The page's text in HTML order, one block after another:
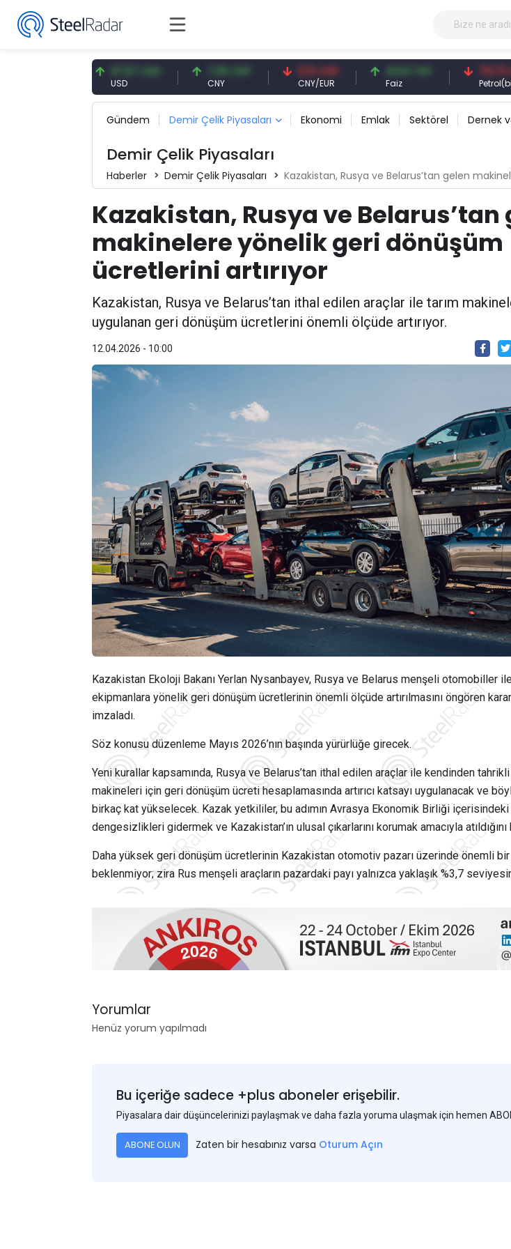
47,57 USD 7,09 CNY
CNY
0,13 CNY
CNY/EUR
41,54 TRY
Faiz
79,73 USD
Petrol(brent)
Gündem Demir Çelik Piyasaları Ekonomi Emlak Sektörel Dernek
Demir Çelik Piyasaları
Haberler Demir Çelik Piyasaları Kazakistan, Rusya ve Belarus’tan gelen makinelere yönelik geri dönüşüm
Kazakistan, Rusya ve Belarus’tan
makinelere yönelik geri dönüşüm
ücretlerini artırıyor
Kazakistan, Rusya ve Belarus’tan ithal edilen araçlar ile tarım
uygulanan geri dönüşüm ücretlerini önemli ölçüde artırıyor.
12.04.2026 - 10:00
Kazakistan Ekoloji Bakanı Yerlan Nysanbayev, Rusya ve Belarus menşeli otomobiller
ekipmanlara yönelik geri dönüşüm ücretlerinin önemli ölçüde artırılmasını öngören
imzaladı.
Söz konusu düzenleme Mayıs 2026’nın başında yürürlüğe girecek.
Yeni kurallar kapsamında, Rusya ve Belarus’tan ithal edilen araçlar ile kendinden tahrikli
makineleri için geri dönüşüm ücreti hesaplamasında artırıcı katsayı uygulanacak ve
birkaç kat yükselecek. Kazak yetkililer, bu adımın Avrasya Ekonomik Birliği
dengesizlikleri gidermek ve Kazakistan’ın ulusal çıkarlarını korumak amacıyla
Daha yüksek geri dönüşüm ücretlerinin Kazakistan otomotiv pazarı üzerinde önemli
beklenmiyor; zira Rus menşeli araçların pazardaki payı yalnızca yaklaşık %3,7
Yorumlar
Henüz yorum yapılmadı
Bu içeriğe sadece +plus aboneler erişebilir.
Piyasalara dair düşüncelerinizi paylaşmak ve daha fazla yoruma ulaşmak için hemen
ABONE OLUN Zaten bir hesabınız varsa Oturum Açın